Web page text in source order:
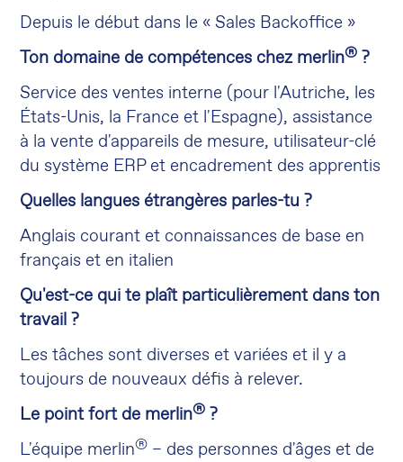
Depuis le début dans le « Sales Backoffice »
Ton domaine de compétences chez merlin® ?
Service des ventes interne (pour l'Autriche, les
États-Unis, la France et l'Espagne), assistance
à la vente d'appareils de mesure, utilisateur-clé
du système ERP et encadrement des apprentis
Quelles langues étrangères parles-tu ?
Anglais courant et connaissances de base en
français et en italien
Qu'est-ce qui te plaît particulièrement dans ton
travail ?
Les tâches sont diverses et variées et il y a
toujours de nouveaux défis à relever.
Le point fort de merlin® ?
L'équipe merlin® – des personnes d'âges et de